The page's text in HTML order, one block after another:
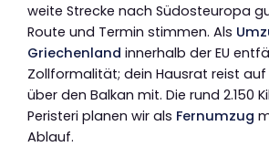
weite Strecke nach Südosteuropa
Route und Termin stimmen. Als
Griechenland innerhalb der EU
Zollformalität; dein Hausrat reist
über den Balkan mit. Die rund 2.150
Peristeri planen wir als Fernumzug
Ablauf.